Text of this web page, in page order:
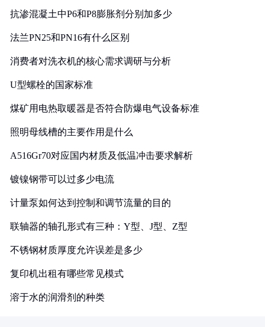
抗渗混凝土中P6和P8膨胀剂分别加多少
法兰PN25和PN16有什么区别
消费者对洗衣机的核心需求调研与分析
U型螺栓的国家标准
煤矿用电热取暖器是否符合防爆电气设备标准
照明母线槽的主要作用是什么
A516Gr70对应国内材质及低温冲击要求解析
镀镍钢带可以过多少电流
计量泵如何达到控制和调节流量的目的
联轴器的轴孔形式有三种：Y型、J型、Z型
不锈钢材质厚度允许误差是多少
复印机出租有哪些常见模式
溶于水的润滑剂的种类